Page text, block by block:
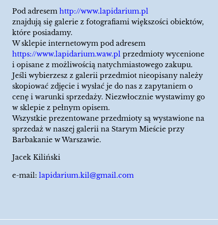
Pod adresem http://www.lapidarium.pl
znajdują się galerie z fotografiami większości obiektów,
które posiadamy.
W sklepie internetowym pod adresem
https://www.lapidarium.waw.pl przedmioty wycenione
i opisane z możliwością natychmiastowego zakupu.
Jeśli wybierzesz z galerii przedmiot nieopisany należy
skopiować zdjęcie i wysłać je do nas z zapytaniem o
cenę i warunki sprzedaży. Niezwłocznie wystawimy go
w sklepie z pełnym opisem.
Wszystkie prezentowane przedmioty są wystawione na
sprzedaż w naszej galerii na Starym Mieście przy
Barbakanie w Warszawie.
Jacek Kiliński
e-mail: lapidarium.kil@gmail.com